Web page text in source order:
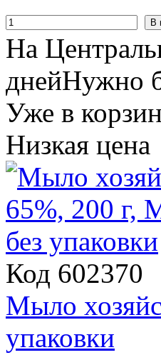
В
На
днейНужно
Уже в
Низкая цена
Код 602370
Мыло
упаковки